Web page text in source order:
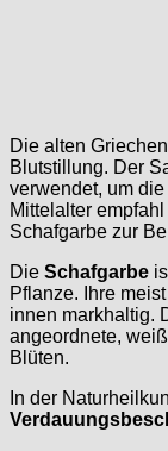
Die alten
Blutstillung. Der
verwendet, um
Mittelalter
Schafgarbe zur
Die Schafgarbe
Pflanze. Ihre
innen markhaltig.
angeordnete,
Blüten.
In der